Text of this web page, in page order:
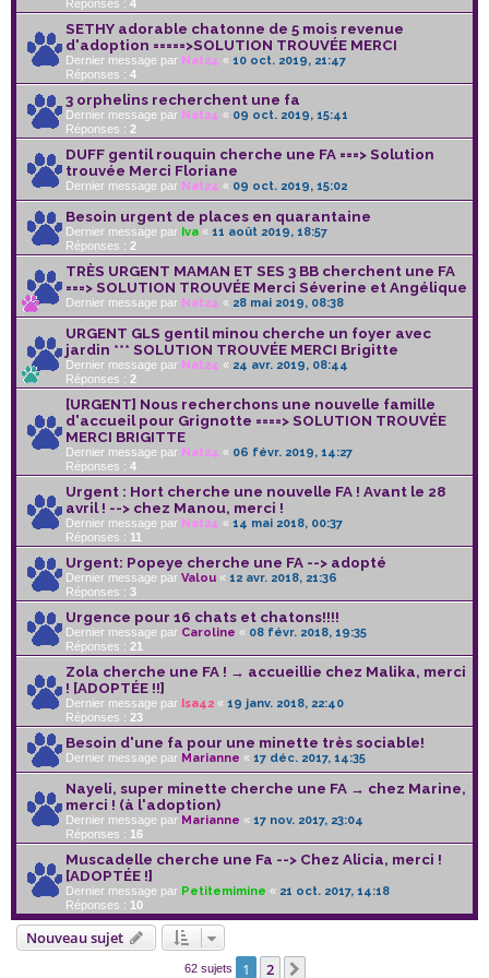
Réponses : 4
SETHY adorable chatonne de 5 mois revenue
d'adoption =====>SOLUTION TROUVÉE MERCI
Dernier message par Nat24 « 10 oct. 2019, 21:47
Réponses : 4
3 orphelins recherchent une fa
Dernier message par Nat24 « 09 oct. 2019, 15:41
Réponses : 2
DUFF gentil rouquin cherche une FA ===> Solution
trouvée Merci Floriane
Dernier message par Nat24 « 09 oct. 2019, 15:02
Besoin urgent de places en quarantaine
Dernier message par Iva « 11 août 2019, 18:57
Réponses : 2
TRÈS URGENT MAMAN ET SES 3 BB cherchent une FA
===> SOLUTION TROUVÉE Merci Séverine et Angélique
Dernier message par Nat24 « 28 mai 2019, 08:38
URGENT GLS gentil minou cherche un foyer avec
jardin *** SOLUTION TROUVÉE MERCI Brigitte
Dernier message par Nat24 « 24 avr. 2019, 08:44
Réponses : 2
[URGENT] Nous recherchons une nouvelle famille
d'accueil pour Grignotte ====> SOLUTION TROUVÉE
MERCI BRIGITTE
Dernier message par Nat24 « 06 févr. 2019, 14:27
Réponses : 4
Urgent : Hort cherche une nouvelle FA ! Avant le 28
avril ! --> chez Manou, merci !
Dernier message par Nat24 « 14 mai 2018, 00:37
Réponses : 11
Urgent: Popeye cherche une FA --> adopté
Dernier message par Valou « 12 avr. 2018, 21:36
Réponses : 3
Urgence pour 16 chats et chatons!!!!
Dernier message par Caroline « 08 févr. 2018, 19:35
Réponses : 21
Zola cherche une FA ! → accueillie chez Malika, merci
! [ADOPTÉE !!]
Dernier message par Isa42 « 19 janv. 2018, 22:40
Réponses : 23
Besoin d'une fa pour une minette très sociable!
Dernier message par Marianne « 17 déc. 2017, 14:35
Nayeli, super minette cherche une FA → chez Marine,
merci ! (à l'adoption)
Dernier message par Marianne « 17 nov. 2017, 23:04
Réponses : 16
Muscadelle cherche une Fa --> Chez Alicia, merci !
[ADOPTÉE !]
Dernier message par Petitemimine « 21 oct. 2017, 14:18
Réponses : 10
Nouveau sujet
62 sujets 1 2